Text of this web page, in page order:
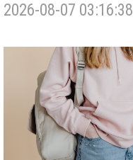
2026-08-07 03:16:38